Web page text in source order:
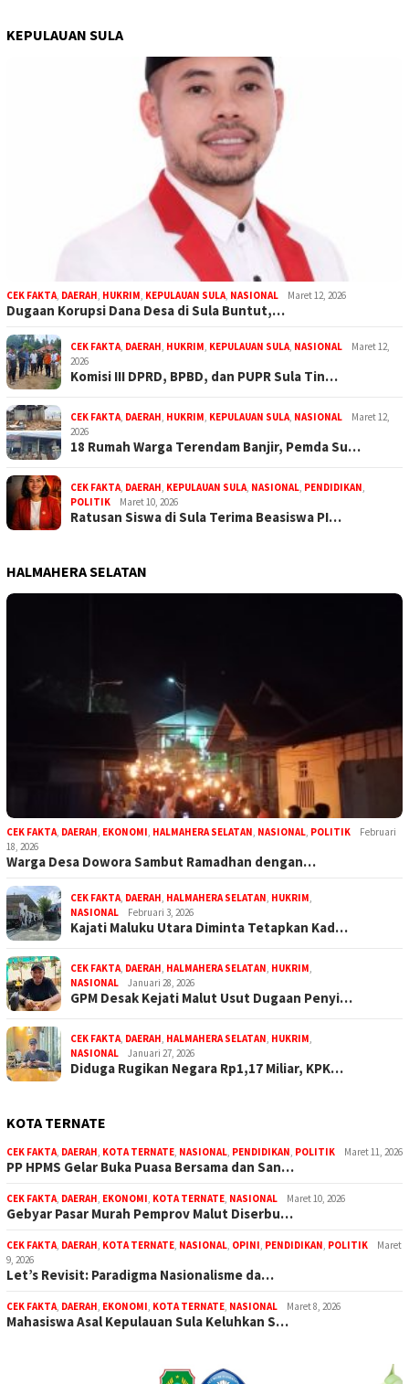
KEPULAUAN SULA
CEK FAKTA, DAERAH, HUKRIM, KEPULAUAN SULA, NASIONAL Maret 12, 2026
Dugaan Korupsi Dana Desa di Sula Buntut,…
CEK FAKTA, DAERAH, HUKRIM, KEPULAUAN SULA, NASIONAL
Maret 12,
2026
Komisi III DPRD, BPBD, dan PUPR Sula Tin…
CEK FAKTA, DAERAH, HUKRIM, KEPULAUAN SULA, NASIONAL
Maret 12,
2026
18 Rumah Warga Terendam Banjir, Pemda Su…
CEK FAKTA, DAERAH, KEPULAUAN SULA, NASIONAL, PENDIDIKAN,
POLITIK
Maret 10, 2026
Ratusan Siswa di Sula Terima Beasiswa PI…
HALMAHERA SELATAN
CEK FAKTA, DAERAH, EKONOMI, HALMAHERA SELATAN, NASIONAL, POLITIK
Februari
18, 2026
Warga Desa Dowora Sambut Ramadhan dengan…
CEK FAKTA, DAERAH, HALMAHERA SELATAN, HUKRIM,
NASIONAL
Februari 3, 2026
Kajati Maluku Utara Diminta Tetapkan Kad…
CEK FAKTA, DAERAH, HALMAHERA SELATAN, HUKRIM,
NASIONAL
Januari 28, 2026
GPM Desak Kejati Malut Usut Dugaan Penyi…
CEK FAKTA, DAERAH, HALMAHERA SELATAN, HUKRIM,
NASIONAL
Januari 27, 2026
Diduga Rugikan Negara Rp1,17 Miliar, KPK…
KOTA TERNATE
CEK FAKTA, DAERAH, KOTA TERNATE, NASIONAL, PENDIDIKAN, POLITIK Maret 11, 2026
PP HPMS Gelar Buka Puasa Bersama dan San…
CEK FAKTA, DAERAH, EKONOMI, KOTA TERNATE, NASIONAL Maret 10, 2026
Gebyar Pasar Murah Pemprov Malut Diserbu…
CEK FAKTA, DAERAH, KOTA TERNATE, NASIONAL, OPINI, PENDIDIKAN, POLITIK
Maret
9, 2026
Let’s Revisit: Paradigma Nasionalisme da…
CEK FAKTA, DAERAH, EKONOMI, KOTA TERNATE, NASIONAL Maret 8, 2026
Mahasiswa Asal Kepulauan Sula Keluhkan S…